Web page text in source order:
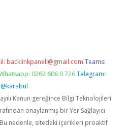
backlinkpaneli@gmail.com Teams:
0262 606 0 726 Telegram:
@karabul
Kanun gereğince Bilgi Teknolojileri
onaylanmış bir Yer Sağlayıcı
nedenle, sitedeki içerikleri proaktif